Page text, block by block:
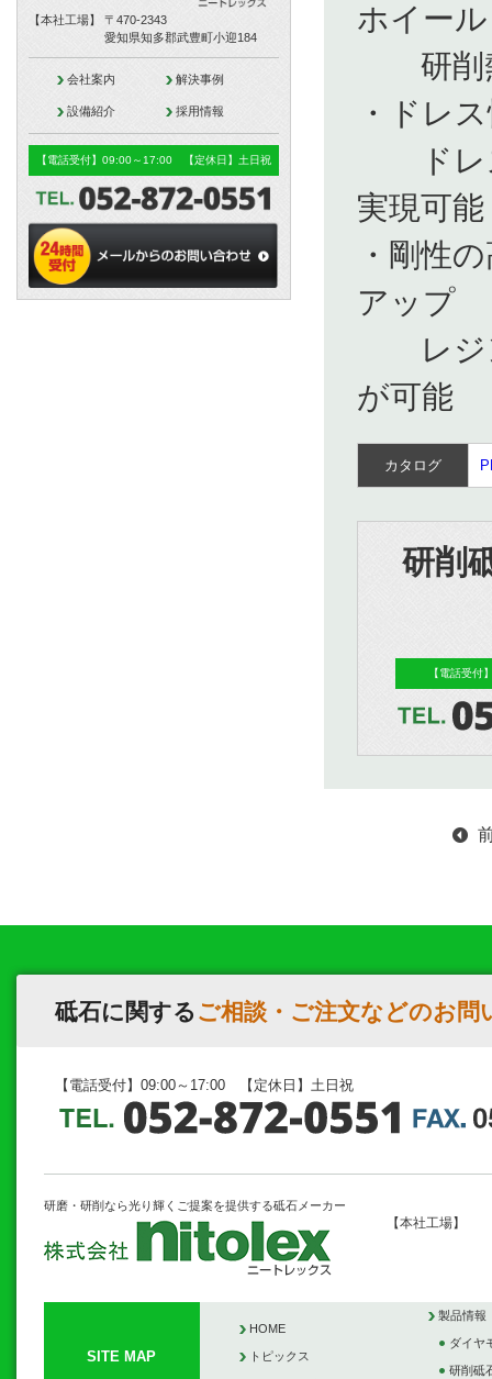
ホイール
研削熱
・ドレ
ドレス
実現可能
・剛性
アップ
レジン
が可能
カタログ
研削
【電話受
【本社工場】
〒470-2343
愛知県知多郡武豊町小迎184
会社案内 解決事例
設備紹介 採用情報
【電話受付】09:00～17:00 【定休日】土日祝
砥石に関する ご相談・ご注文などのお問
【電話受付】09:00～17:00 【定休日】土日祝
研磨・研削なら光り輝くご提案を提供する砥石メーカー
【本社工場】
SITE MAP
HOME
トピックス
製品情報
ダイヤ
研削砥